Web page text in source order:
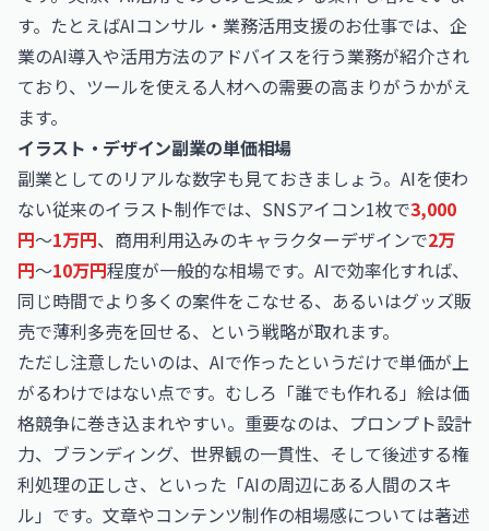
す。たとえばAIコンサル・業務活用支援のお仕事では、企
業のAI導入や活用方法のアドバイスを行う業務が紹介され
ており、ツールを使える人材への需要の高まりがうかがえ
ます。
イラスト・デザイン副業の単価相場
副業としてのリアルな数字も見ておきましょう。AIを使わ
ない従来のイラスト制作では、SNSアイコン1枚で3,000
円〜1万円、商用利用込みのキャラクターデザインで2万
円〜10万円程度が一般的な相場です。AIで効率化すれば、
同じ時間でより多くの案件をこなせる、あるいはグッズ販
売で薄利多売を回せる、という戦略が取れます。
ただし注意したいのは、AIで作ったというだけで単価が上
がるわけではない点です。むしろ「誰でも作れる」絵は価
格競争に巻き込まれやすい。重要なのは、プロンプト設計
力、ブランディング、世界観の一貫性、そして後述する権
利処理の正しさ、といった「AIの周辺にある人間のスキ
ル」です。文章やコンテンツ制作の相場感については著述